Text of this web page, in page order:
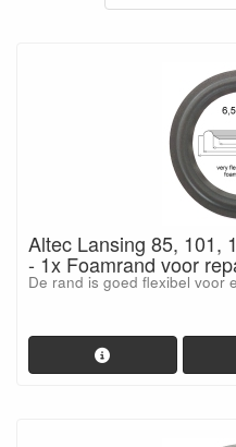
Altec Lansing 85, 101,
- 1x Foamrand voor
De rand is goed flexibel voor